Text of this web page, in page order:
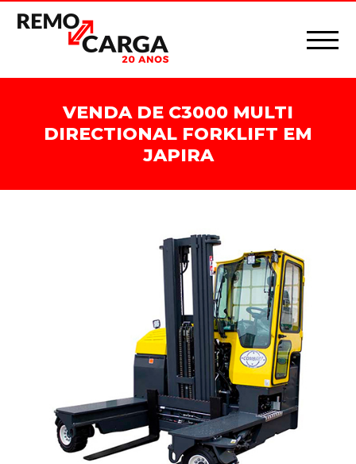
VENDA DE C3000 MULTI
DIRECTIONAL FORKLIFT EM
JAPIRA